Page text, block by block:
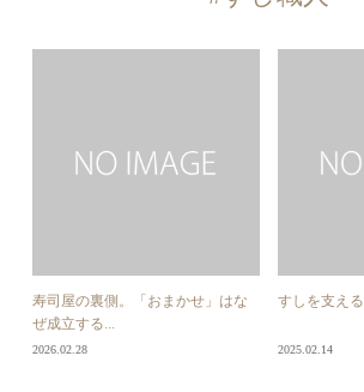
寿司屋の裏側。「おまかせ」はな
ぜ成立する...
2026.02.28
すしを支え
2025.02.14